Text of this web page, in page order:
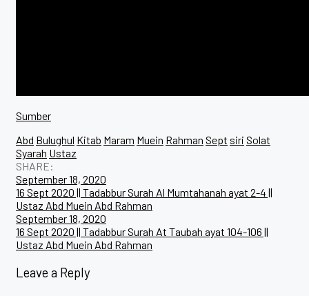
Sumber
Abd Bulughul Kitab Maram Muein Rahman Sept siri Solat
Syarah Ustaz
SHARE:
Post
navigation
September 18, 2020
16 Sept 2020 || Tadabbur Surah Al Mumtahanah ayat 2-4 ||
Ustaz Abd Muein Abd Rahman
September 18, 2020
16 Sept 2020 || Tadabbur Surah At Taubah ayat 104-106 ||
Ustaz Abd Muein Abd Rahman
Leave a Reply